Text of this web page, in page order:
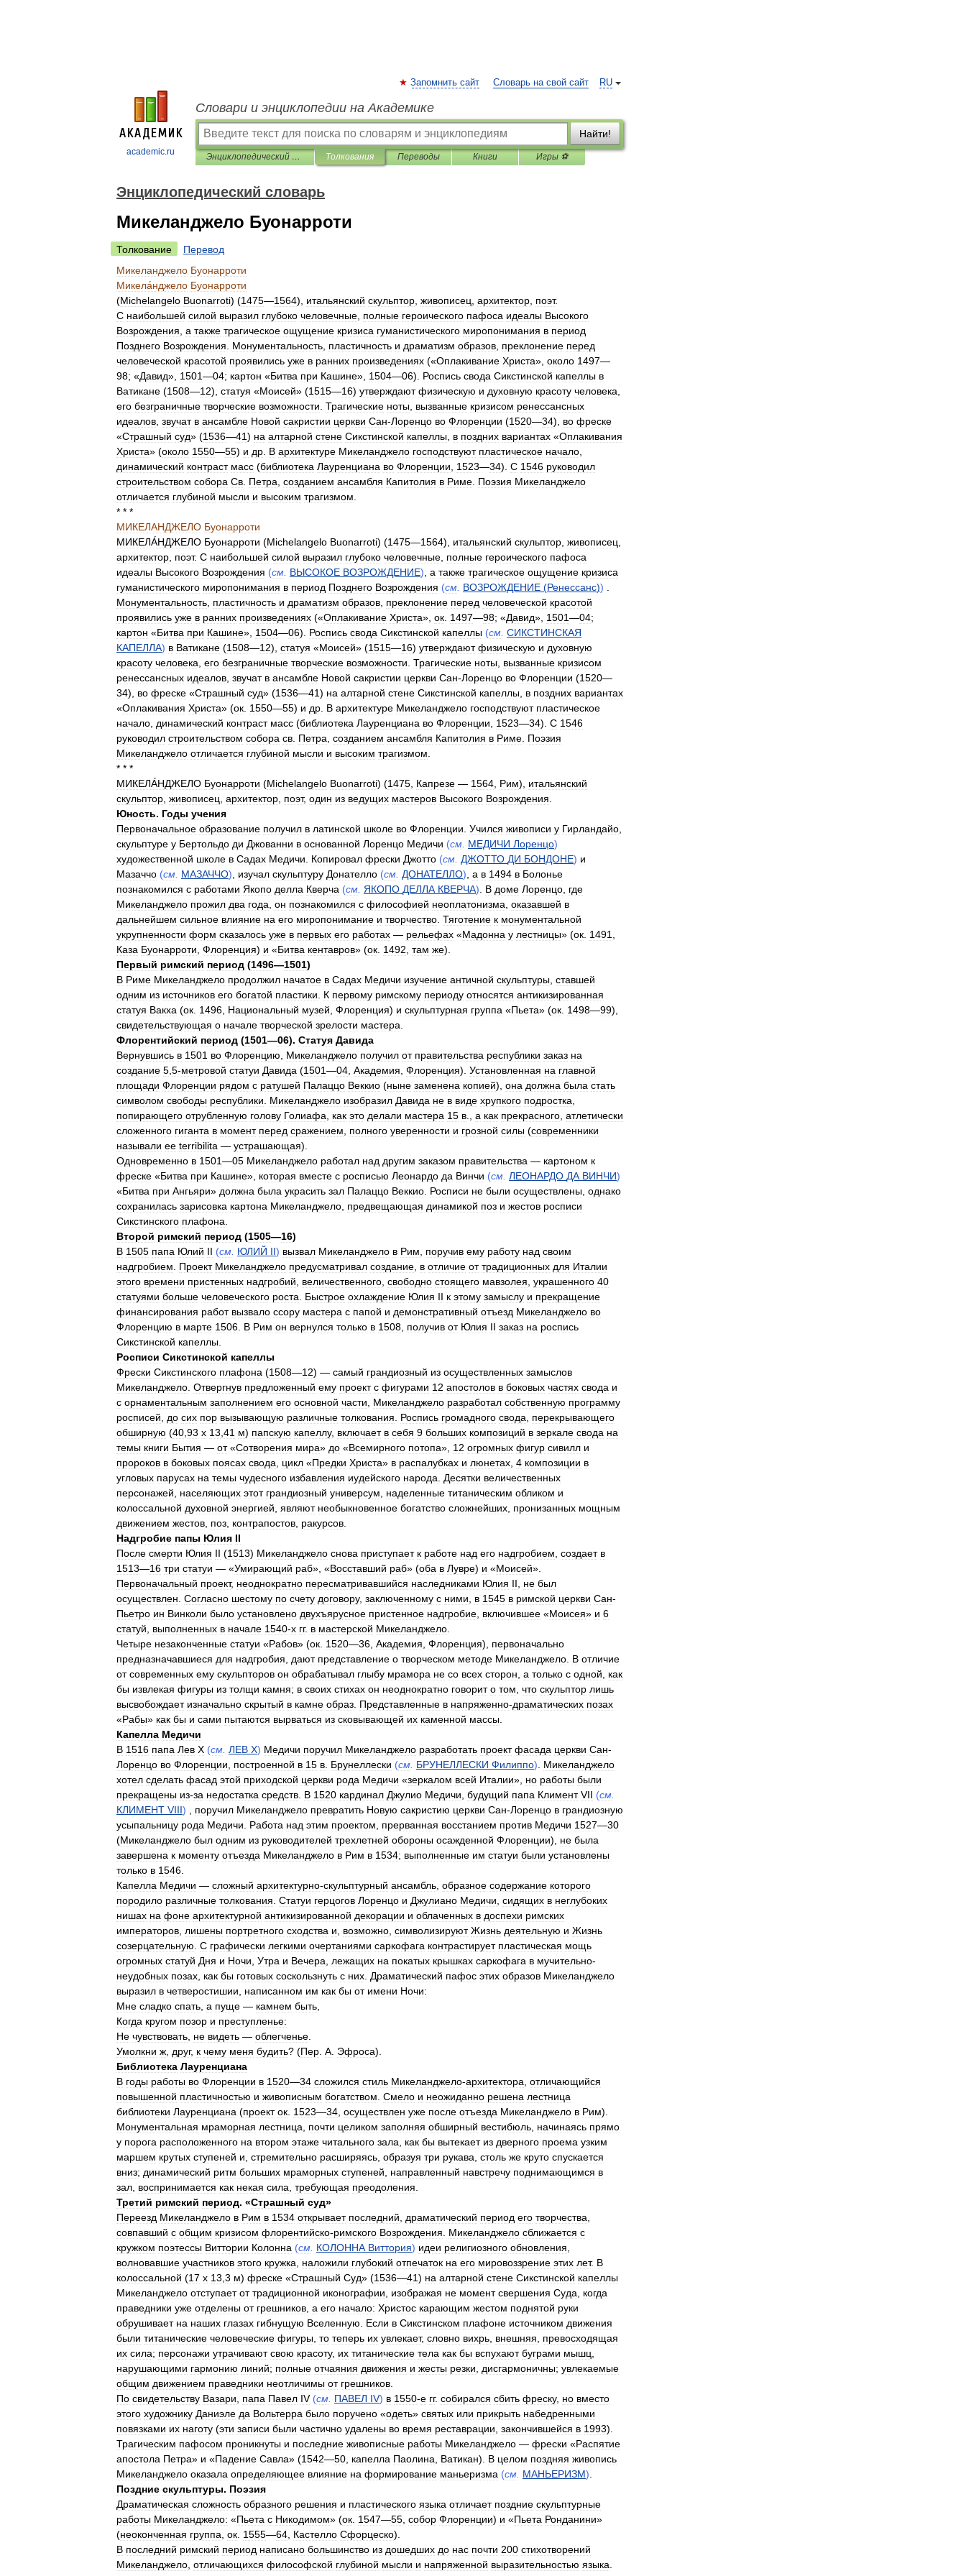
academic.ru
RU
Запомнить сайт Словарь на свой сайт
Словари и энциклопедии на Академике
Найти!
Энциклопедический словарь Толкования Переводы Книги Игры ⚽
Энциклопедический словарь
Микеланджело Буонарроти
Толкование
Перевод
Микеланджело Буонарроти
Микела́нджело Буонарроти
(Michelangelo Buonarroti) (1475—1564), итальянский скульптор живописец архитектор поэт.
С наибольшей силой выразил глубоко человечные полные героического пафоса идеалы Высокого
Возрождения а также трагическое ощущение кризиса гуманистического миропонимания в период
Позднего Возрождения Монументальность пластичность и драматизм образов преклонение перед
человеческой красотой проявились уже в ранних произведениях («Оплакивание Христа», около 1497—
98; «Давид», 1501—04; картон «Битва при Кашине», 1504—06). Роспись свода Сикстинской капеллы в
Ватикане (1508—12), статуя «Моисей» (1515—16) утверждают физическую и духовную красоту человека
его безграничные творческие возможности Трагические ноты вызванные кризисом ренессансных
идеалов звучат в ансамбле Новой сакристии церкви Сан-Лоренцо во Флоренции (1520—34), во фреске
«Страшный суд» (1536—41) на алтарной стене Сикстинской капеллы в поздних вариантах «Оплакивания
Христа» (около 1550—55) и др В архитектуре Микеланджело господствуют пластическое начало
динамический контраст масс (библиотека Лауренциана во Флоренции 1523—34). С 1546 руководил
строительством собора Св Петра созданием ансамбля Капитолия в Риме Поэзия Микеланджело
отличается глубиной мысли и высоким трагизмом
* * *
МИКЕЛАНДЖЕЛО Буонарроти
МИКЕЛА́НДЖЕЛО Буонарроти (Michelangelo Buonarroti) (1475—1564), итальянский скульптор живописец
архитектор поэт. С наибольшей силой выразил глубоко человечные полные героического пафоса
идеалы Высокого Возрождения (см ВЫСОКОЕ ВОЗРОЖДЕНИЕ) а также трагическое ощущение кризиса
гуманистического миропонимания в период Позднего Возрождения (см ВОЗРОЖДЕНИЕ (Ренессанс))
Монументальность пластичность и драматизм образов преклонение перед человеческой красотой
проявились уже в ранних произведениях («Оплакивание Христа», ок 1497—98; «Давид», 1501—04;
картон «Битва при Кашине», 1504—06). Роспись свода Сикстинской капеллы (см СИКСТИНСКАЯ
КАПЕЛЛА) в Ватикане (1508—12), статуя «Моисей» (1515—16) утверждают физическую и духовную
красоту человека его безграничные творческие возможности Трагические ноты вызванные кризисом
ренессансных идеалов звучат в ансамбле Новой сакристии церкви Сан-Лоренцо во Флоренции (1520—
34), во фреске «Страшный суд» (1536—41) на алтарной стене Сикстинской капеллы в поздних вариантах
«Оплакивания Христа» (ок 1550—55) и др В архитектуре Микеланджело господствуют пластическое
начало динамический контраст масс (библиотека Лауренциана во Флоренции 1523—34). С 1546
руководил строительством собора св Петра созданием ансамбля Капитолия в Риме Поэзия
Микеланджело отличается глубиной мысли и высоким трагизмом
* * *
МИКЕЛА́НДЖЕЛО Буонарроти (Michelangelo Buonarroti) (1475 Капрезе — 1564 Рим), итальянский
скульптор живописец архитектор поэт, один из ведущих мастеров Высокого Возрождения
Юность. Годы учения
Первоначальное образование получил в латинской школе во Флоренции Учился живописи у Гирландайо
скульптуре у Бертольдо ди Джованни в основанной Лоренцо Медичи (см МЕДИЧИ Лоренцо)
художественной школе в Садах Медичи Копировал фрески Джотто (см ДЖОТТО ДИ БОНДОНЕ) и
Мазаччо (см МАЗАЧЧО) изучал скульптуру Донателло (см ДОНАТЕЛЛО) а в 1494 в Болонье
познакомился с работами Якопо делла Кверча (см ЯКОПО ДЕЛЛА КВЕРЧА) В доме Лоренцо где
Микеланджело прожил два года он познакомился с философией неоплатонизма оказавшей в
дальнейшем сильное влияние на его миропонимание и творчество Тяготение к монументальной
укрупненности форм сказалось уже в первых его работах — рельефах «Мадонна у лестницы» (ок 1491
Каза Буонарроти Флоренция) и «Битва кентавров» (ок 1492 там же).
Первый римский период (1496—1501)
В Риме Микеланджело продолжил начатое в Садах Медичи изучение античной скульптуры ставшей
одним из источников его богатой пластики К первому римскому периоду относятся антикизированная
статуя Вакха (ок 1496 Национальный музей Флоренция) и скульптурная группа «Пьета» (ок 1498—99),
свидетельствующая о начале творческой зрелости мастера
Флорентийский период (1501—06). Статуя Давида
Вернувшись в 1501 во Флоренцию Микеланджело получил от правительства республики заказ на
создание 5 5-метровой статуи Давида (1501—04 Академия Флоренция). Установленная на главной
площади Флоренции рядом с ратушей Палаццо Веккио (ныне заменена копией), она должна была стать
символом свободы республики Микеланджело изобразил Давида не в виде хрупкого подростка
попирающего отрубленную голову Голиафа как это делали мастера 15 в а как прекрасного атлетически
сложенного гиганта в момент перед сражением полного уверенности и грозной силы (современники
называли ее terribilita — устрашающая).
Одновременно в 1501—05 Микеланджело работал над другим заказом правительства — картоном к
фреске «Битва при Кашине», которая вместе с росписью Леонардо да Винчи (см ЛЕОНАРДО ДА ВИНЧИ)
«Битва при Ангьяри» должна была украсить зал Палаццо Веккио Росписи не были осуществлены однако
сохранилась зарисовка картона Микеланджело предвещающая динамикой поз и жестов росписи
Сикстинского плафона
Второй римский период (1505—16)
В 1505 папа Юлий II (см ЮЛИЙ II) вызвал Микеланджело в Рим поручив ему работу над своим
надгробием
Проект Микеланджело предусматривал создание в отличие от традиционных для Италии
этого времени пристенных надгробий величественного свободно стоящего мавзолея украшенного 40
статуями больше человеческого роста Быстрое охлаждение Юлия II к этому замыслу и прекращение
финансирования работ вызвало ссору мастера с папой и демонстративный отъезд Микеланджело во
Флоренцию в марте 1506 В Рим он вернулся только в 1508 получив от Юлия II заказ на роспись
Сикстинской капеллы
Росписи Сикстинской капеллы
Фрески Сикстинского плафона (1508—12) — самый грандиозный из осуществленных замыслов
Микеланджело Отвергнув предложенный ему проект с фигурами 12 апостолов в боковых частях свода и
с орнаментальным заполнением его основной части Микеланджело разработал собственную программу
росписей
до сих пор вызывающую различные толкования Роспись громадного свода
перекрывающего
обширную (40 93 х 13 41 м) папскую капеллу, включает в себя 9 больших композиций в зеркале свода на
темы книги Бытия — от«Сотворения мира» до «Всемирного потопа», 12 огромных фигур сивилл и
пророков в боковых поясах свода цикл «Предки Христа» в распалубках и люнетах 4 композиции в
угловых парусах на темы чудесного избавления иудейского народа Десятки величественных
персонажей
населяющих этот грандиозный универсум наделенные титаническим обликом и
колоссальной духовной энергией являют необыкновенное богатство сложнейших пронизанных мощным
движением жестов поз контрапостов ракурсов
Надгробие папы Юлия II
После смерти Юлия II (1513) Микеланджело снова приступает к работе над его надгробием создает в
1513—16 три статуи — «Умирающий раб», «Восставший раб» (оба в Лувре) и «Моисей».
Первоначальный проект, неоднократно пересматривавшийся наследниками Юлия II не был
осуществлен Согласно шестому по счету договору, заключенному с ними в 1545 в римской церкви Сан-
Пьетро ин Винколи было установлено двухъярусное пристенное надгробие включившее «Моисея» и 6
статуй
выполненных в начале 1540-х гг. в мастерской Микеланджело
Четыре незаконченные статуи «Рабов» (ок 1520—36 Академия Флоренция), первоначально
предназначавшиеся для надгробия дают представление о творческом методе Микеланджело В отличие
от современных ему скульпторов он обрабатывал глыбу мрамора не со всех сторон а только с одной
как
бы извлекая фигуры из толщи камня; в своих стихах он неоднократно говорит о том что скульптор лишь
высвобождает изначально скрытый в камне образ Представленные в напряженно-драматических позах
«Рабы» как бы и сами пытаются вырваться из сковывающей их каменной массы
Капелла Медичи
В 1516 папа Лев X (см ЛЕВ X) Медичи поручил Микеланджело разработать проект фасада церкви Сан-
Лоренцо во Флоренции построенной в 15 в Брунеллески (см БРУНЕЛЛЕСКИ Филиппо)
Микеланджело
хотел сделать фасад этой приходской церкви рода Медичи «зеркалом всей Италии», но работы были
прекращены из-за недостатка средств В 1520 кардинал Джулио Медичи будущий папа Климент VII (см
КЛИМЕНТ VIII) поручил Микеланджело превратить Новую сакристию церкви Сан-Лоренцо в грандиозную
усыпальницу рода Медичи Работа над этим проектом прерванная восстанием против Медичи 1527—30
(Микеланджело был одним из руководителей трехлетней обороны осажденной Флоренции), не была
завершена к моменту отъезда Микеланджело в Рим в 1534; выполненные им статуи были установлены
только в 1546
Капелла Медичи — сложный архитектурно-скульптурный ансамбль образное содержание которого
породило различные толкования Статуи герцогов Лоренцо и Джулиано Медичи сидящих в неглубоких
нишах на фоне архитектурной антикизированной декорации и облаченных в доспехи римских
императоров лишены портретного сходства и возможно символизируют Жизнь деятельную и Жизнь
созерцательную С графически легкими очертаниями саркофага контрастирует пластическая мощь
огромных статуй Дня и Ночи Утра и Вечера лежащих на покатых крышках саркофага в мучительно-
неудобных позах как бы готовых соскользнуть с них Драматический пафос этих образов Микеланджело
выразил в четверостишии написанном им как бы от имени Ночи:
Мне сладко спать а пуще — камнем быть
Когда кругом позор и преступленье:
Не чувствовать не видеть — облегченье
Умолкни ж друг, к чему меня будить? (Пер А Эфроса).
Библиотека Лауренциана
В годы работы во Флоренции в 1520—34 сложился стиль Микеланджело-архитектора отличающийся
повышенной пластичностью и живописным богатством Смело и неожиданно решена лестница
библиотеки Лауренциана (проект ок 1523—34 осуществлен уже после отъезда Микеланджело в Рим).
Монументальная мраморная лестница почти целиком заполняя обширный вестибюль начинаясь прямо
у порога расположенного на втором этаже читального зала как бы вытекает из дверного проема узким
маршем крутых ступеней и стремительно расширяясь образуя три рукава столь же круто спускается
вниз; динамический ритм больших мраморных ступеней направленный навстречу поднимающимся в
зал воспринимается как некая сила требующая преодоления
Третий римский период. «Страшный суд»
Переезд Микеланджело в Рим в 1534 открывает последний драматический период его творчества
совпавший с общим кризисом флорентийско-римского Возрождения Микеланджело сближается с
кружком поэтессы Виттории Колонна (см КОЛОННА Виттория) идеи религиозного обновления
волновавшие участников этого кружка наложили глубокий отпечаток на его мировоззрение этих лет. В
колоссальной (17 х 13 3 м) фреске «Страшный Суд» (1536—41) на алтарной стене Сикстинской капеллы
Микеланджело отступает от традиционной иконографии изображая не момент свершения Суда
когда
праведники уже отделены от грешников а его начало: Христос карающим жестом поднятой руки
обрушивает на наших глазах гибнущую Вселенную Если в Сикстинском плафоне источником движения
были титанические человеческие фигуры то теперь их увлекает, словно вихрь внешняя
превосходящая
их сила; персонажи утрачивают свою красоту, их титанические тела как бы вспухают буграми мышц
нарушающими гармонию линий; полные отчаяния движения и жесты резки дисгармоничны; увлекаемые
общим движением праведники неотличимы от грешников
По свидетельству Вазари папа Павел IV (см ПАВЕЛ IV) в 1550-е гг. собирался сбить фреску, но вместо
этого художнику Даниэле да Вольтерра было поручено «одеть» святых или прикрыть набедренными
повязками их наготу (эти записи были частично удалены во время реставрации закончившейся в 1993).
Трагическим пафосом проникнуты и последние живописные работы Микеланджело — фрески «Распятие
апостола Петра» и «Падение Савла» (1542—50 капелла Паолина Ватикан). В целом поздняя живопись
Микеланджело оказала определяющее влияние на формирование маньеризма (см МАНЬЕРИЗМ)
Поздние скульптуры. Поэзия
Драматическая сложность образного решения и пластического языка отличает поздние скульптурные
работы Микеланджело: «Пьета с Никодимом» (ок 1547—55 собор Флоренции) и «Пьета Ронданини»
(неоконченная группа ок 1555—64 Кастелло Сфорцеско).
В последний римский период написано большинство из дошедших до нас почти 200 стихотворений
Микеланджело отличающихся философской глубиной мысли и напряженной выразительностью языка